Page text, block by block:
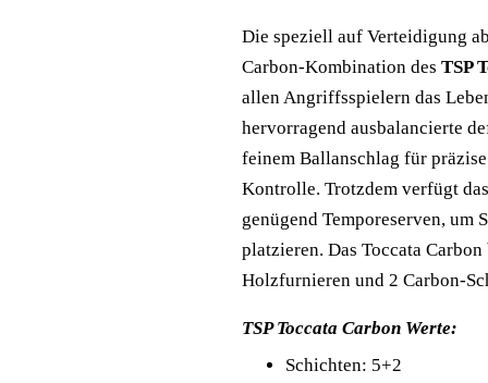
Die speziell auf Verteidigung
Carbon-Kombination des TSP
allen Angriffsspielern das
hervorragend ausbalancierte
feinem Ballanschlag für
Kontrolle. Trotzdem verfügt
genügend Temporeserven, um
platzieren. Das Toccata Carbon
Holzfurnieren und 2 Carbon-
TSP Toccata Carbon Werte:
Schichten: 5+2